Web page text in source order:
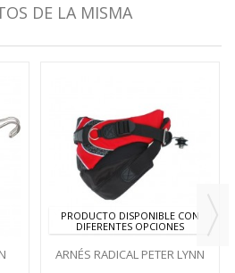
DE LA MISMA
PRODUCTO DISPONIBLE CON
DIFERENTES OPCIONES
ARNÉS RADICAL PETER LYNN